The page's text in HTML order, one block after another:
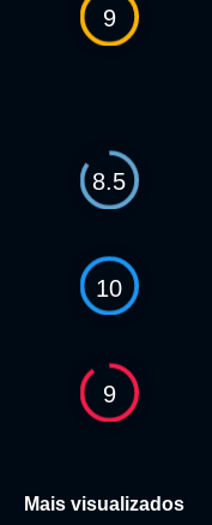
9
8.5
10
9
Mais visualizados